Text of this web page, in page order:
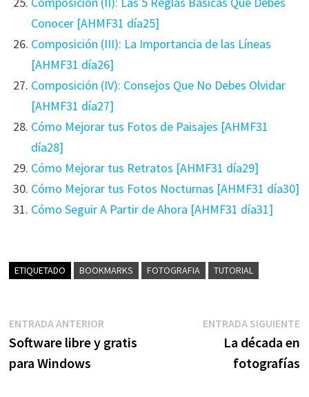
Conocer [AHMF31 día25]
Composición (III): La Importancia de las Líneas
[AHMF31 día26]
Composición (IV): Consejos Que No Debes Olvidar
[AHMF31 día27]
Cómo Mejorar tus Fotos de Paisajes [AHMF31
día28]
Cómo Mejorar tus Retratos [AHMF31 día29]
Cómo Mejorar tus Fotos Nocturnas [AHMF31 día30]
Cómo Seguir A Partir de Ahora [AHMF31 día31]
ETIQUETADO BOOKMARKS FOTOGRAFIA TUTORIAL
Navegación
de
entradas
ENTRADA ANTERIOREntrada
anterior:
Software libre y gratis
para Windows
ENTRADA SIGUIENTE
La década en
fotografías